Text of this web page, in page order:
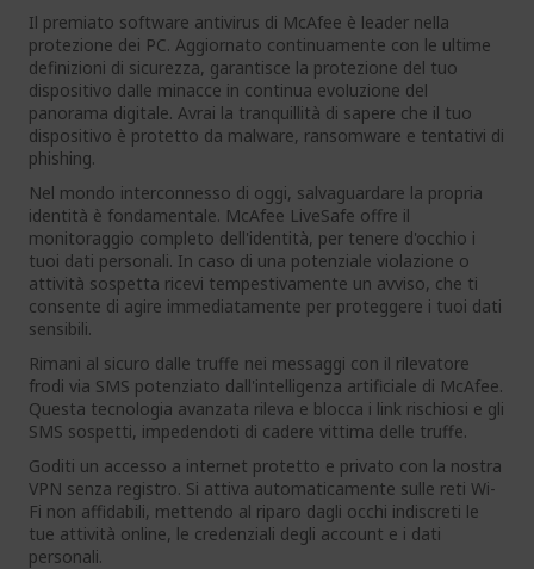
Il premiato software antivirus di McAfee è leader nella
protezione dei PC. Aggiornato continuamente con le ultime
definizioni di sicurezza, garantisce la protezione del tuo
dispositivo dalle minacce in continua evoluzione del
panorama digitale. Avrai la tranquillità di sapere che il tuo
dispositivo è protetto da malware, ransomware e tentativi di
phishing.
Nel mondo interconnesso di oggi, salvaguardare la propria
identità è fondamentale. McAfee LiveSafe offre il
monitoraggio completo dell'identità, per tenere d'occhio i
tuoi dati personali. In caso di una potenziale violazione o
attività sospetta ricevi tempestivamente un avviso, che ti
consente di agire immediatamente per proteggere i tuoi dati
sensibili.
Rimani al sicuro dalle truffe nei messaggi con il rilevatore
frodi via SMS potenziato dall'intelligenza artificiale di McAfee.
Questa tecnologia avanzata rileva e blocca i link rischiosi e gli
SMS sospetti, impedendoti di cadere vittima delle truffe.
Goditi un accesso a internet protetto e privato con la nostra
VPN senza registro. Si attiva automaticamente sulle reti Wi-
Fi non affidabili, mettendo al riparo dagli occhi indiscreti le
tue attività online, le credenziali degli account e i dati
personali.